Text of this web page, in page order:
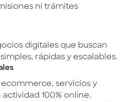
ni trámites
digitales que buscan
rápidas y escalables.
servicios y
100% online.